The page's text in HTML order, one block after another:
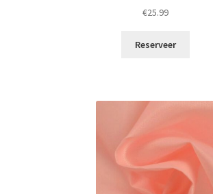
€25.99
Reserveer